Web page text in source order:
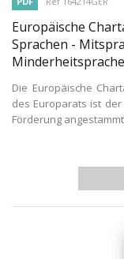
Europäische
Sprachen -
Die Europäische
des Europarats ist
Förderung